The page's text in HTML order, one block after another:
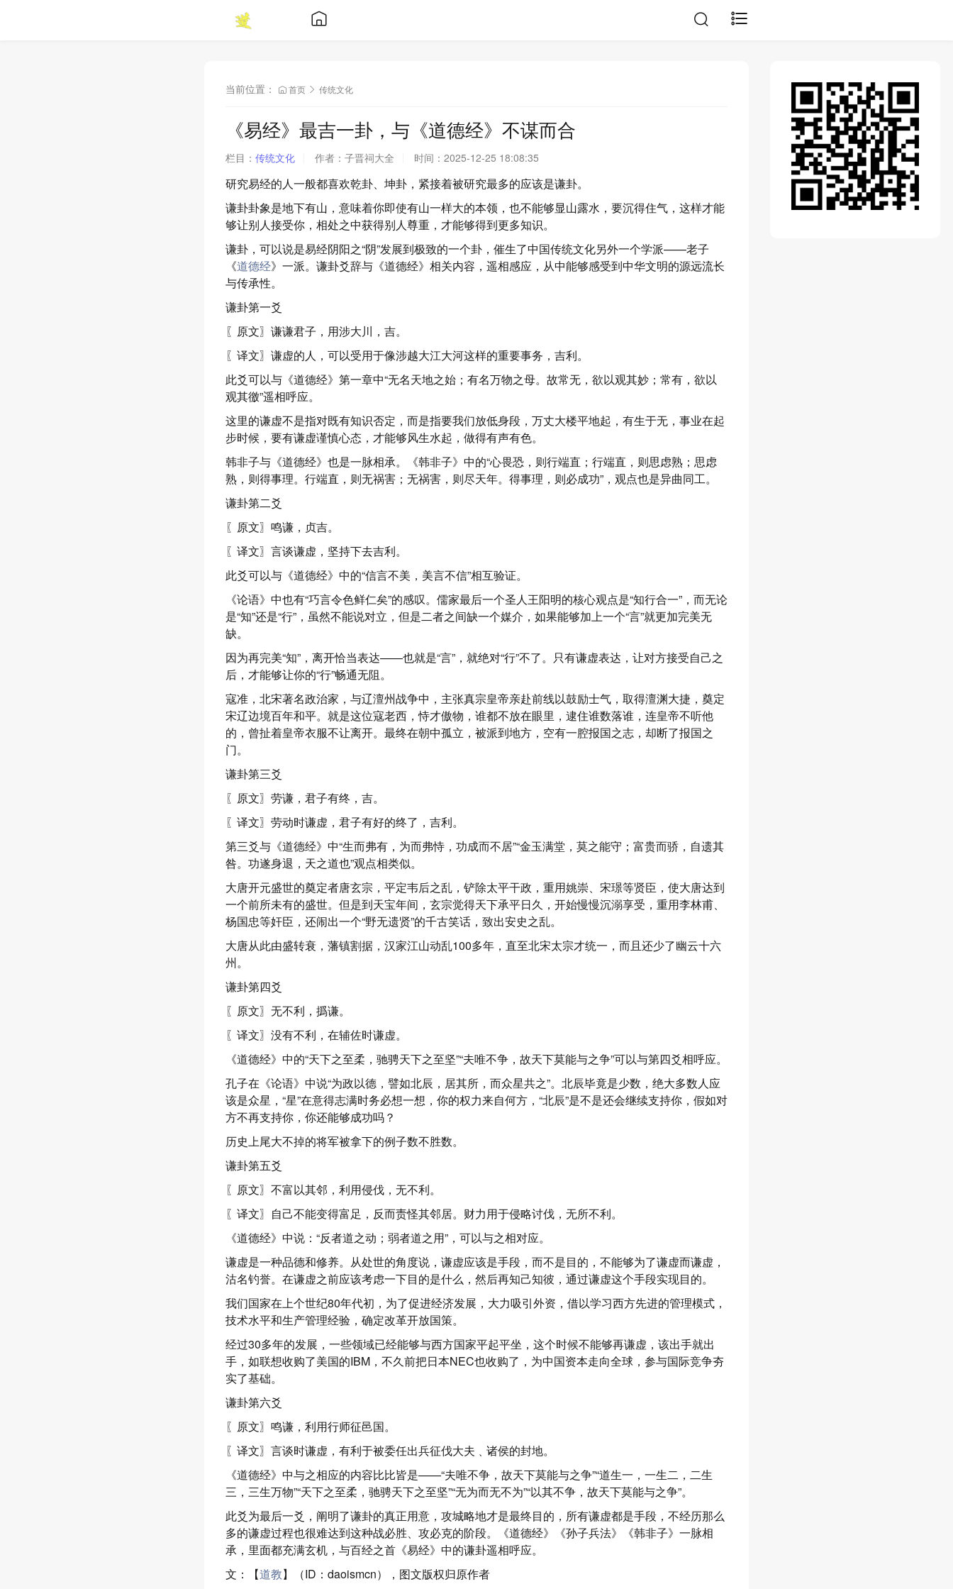
当前位置： 首页 传统文化
《易经》最吉一卦，与《道德经》不谋而合
栏目： 传统文化 作者： 子晋祠大全 时间： 2025-12-25 18:08:35
研究易经的人一般都喜欢乾卦、坤卦，紧接着被研究最多的应该是谦卦。
谦卦卦象是地下有山，意味着你即使有山一样大的本领，也不能够显山露水，要沉得住气，这样才能
够让别人接受你，相处之中获得别人尊重，才能够得到更多知识。
谦卦，可以说是易经阴阳之“阴”发展到极致的一个卦，催生了中国传统文化另外一个学派——老子
《道德经》一派。谦卦爻辞与《道德经》相关内容，遥相感应，从中能够感受到中华文明的源远流长
与传承性。
谦卦第一爻
〖原文〗谦谦君子，用涉大川，吉。
〖译文〗谦虚的人，可以受用于像涉越大江大河这样的重要事务，吉利。
此爻可以与《道德经》第一章中“无名天地之始；有名万物之母。故常无，欲以观其妙；常有，欲以
观其徼”遥相呼应。
这里的谦虚不是指对既有知识否定，而是指要我们放低身段，万丈大楼平地起，有生于无，事业在起
步时候，要有谦虚谨慎心态，才能够风生水起，做得有声有色。
韩非子与《道德经》也是一脉相承。《韩非子》中的“心畏恐，则行端直；行端直，则思虑熟；思虑
熟，则得事理。行端直，则无祸害；无祸害，则尽天年。得事理，则必成功”，观点也是异曲同工。
谦卦第二爻
〖原文〗鸣谦，贞吉。
〖译文〗言谈谦虚，坚持下去吉利。
此爻可以与《道德经》中的“信言不美，美言不信”相互验证。
《论语》中也有“巧言令色鲜仁矣”的感叹。儒家最后一个圣人王阳明的核心观点是“知行合一”，而无论
是“知”还是“行”，虽然不能说对立，但是二者之间缺一个媒介，如果能够加上一个“言”就更加完美无
缺。
因为再完美“知”，离开恰当表达——也就是“言”，就绝对“行”不了。只有谦虚表达，让对方接受自己之
后，才能够让你的“行”畅通无阻。
寇准，北宋著名政治家，与辽澶州战争中，主张真宗皇帝亲赴前线以鼓励士气，取得澶渊大捷，奠定
宋辽边境百年和平。就是这位寇老西，恃才傲物，谁都不放在眼里，逮住谁数落谁，连皇帝不听他
的，曾扯着皇帝衣服不让离开。最终在朝中孤立，被派到地方，空有一腔报国之志，却断了报国之
门。
谦卦第三爻
〖原文〗劳谦，君子有终，吉。
〖译文〗劳动时谦虚，君子有好的终了，吉利。
第三爻与《道德经》中“生而弗有，为而弗恃，功成而不居”“金玉满堂，莫之能守；富贵而骄，自遗其
咎。功遂身退，天之道也”观点相类似。
大唐开元盛世的奠定者唐玄宗，平定韦后之乱，铲除太平干政，重用姚崇、宋璟等贤臣，使大唐达到
一个前所未有的盛世。但是到天宝年间，玄宗觉得天下承平日久，开始慢慢沉溺享受，重用李林甫、
杨国忠等奸臣，还闹出一个“野无遗贤”的千古笑话，致出安史之乱。
大唐从此由盛转衰，藩镇割据，汉家江山动乱100多年，直至北宋太宗才统一，而且还少了幽云十六
州。
谦卦第四爻
〖原文〗无不利，撝谦。
〖译文〗没有不利，在辅佐时谦虚。
《道德经》中的“天下之至柔，驰骋天下之至坚”“夫唯不争，故天下莫能与之争”可以与第四爻相呼应。
孔子在《论语》中说“为政以德，譬如北辰，居其所，而众星共之”。北辰毕竟是少数，绝大多数人应
该是众星，“星”在意得志满时务必想一想，你的权力来自何方，“北辰”是不是还会继续支持你，假如对
方不再支持你，你还能够成功吗？
历史上尾大不掉的将军被拿下的例子数不胜数。
谦卦第五爻
〖原文〗不富以其邻，利用侵伐，无不利。
〖译文〗自己不能变得富足，反而责怪其邻居。财力用于侵略讨伐，无所不利。
《道德经》中说：“反者道之动；弱者道之用”，可以与之相对应。
谦虚是一种品德和修养。从处世的角度说，谦虚应该是手段，而不是目的，不能够为了谦虚而谦虚，
沽名钓誉。在谦虚之前应该考虑一下目的是什么，然后再知己知彼，通过谦虚这个手段实现目的。
我们国家在上个世纪80年代初，为了促进经济发展，大力吸引外资，借以学习西方先进的管理模式，
技术水平和生产管理经验，确定改革开放国策。
经过30多年的发展，一些领域已经能够与西方国家平起平坐，这个时候不能够再谦虚，该出手就出
手，如联想收购了美国的IBM，不久前把日本NEC也收购了，为中国资本走向全球，参与国际竞争夯
实了基础。
谦卦第六爻
〖原文〗鸣谦，利用行师征邑国。
〖译文〗言谈时谦虚，有利于被委任出兵征伐大夫﹑诸侯的封地。
《道德经》中与之相应的内容比比皆是——“夫唯不争，故天下莫能与之争”“道生一，一生二，二生
三，三生万物”“天下之至柔，驰骋天下之至坚”“无为而无不为”“以其不争，故天下莫能与之争”。
此爻为最后一爻，阐明了谦卦的真正用意，攻城略地才是最终目的，所有谦虚都是手段，不经历那么
多的谦虚过程也很难达到这种战必胜、攻必克的阶段。《道德经》《孙子兵法》《韩非子》一脉相
承，里面都充满玄机，与百经之首《易经》中的谦卦遥相呼应。
文：【道教】（ID：daoismcn），图文版权归原作者